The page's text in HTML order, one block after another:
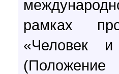
рамках
«Человек